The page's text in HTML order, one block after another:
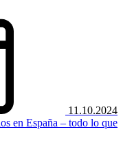
11.10.2024